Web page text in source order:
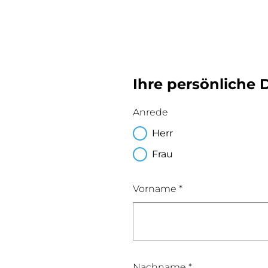
Ihre persönliche
Anrede
Herr
Frau
Vorname *